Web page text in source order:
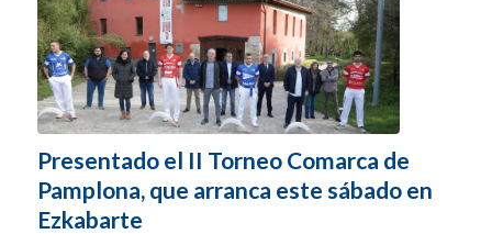
Presentado el II Torneo Comarca de
Pamplona, que arranca este sábado en
Ezkabarte